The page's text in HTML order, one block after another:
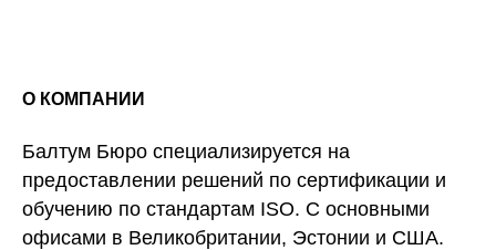
О КОМПАНИИ
Балтум Бюро специализируется на
предоставлении решений по сертификации и
обучению по стандартам ISO. С основными
офисами в Великобритании, Эстонии и США.